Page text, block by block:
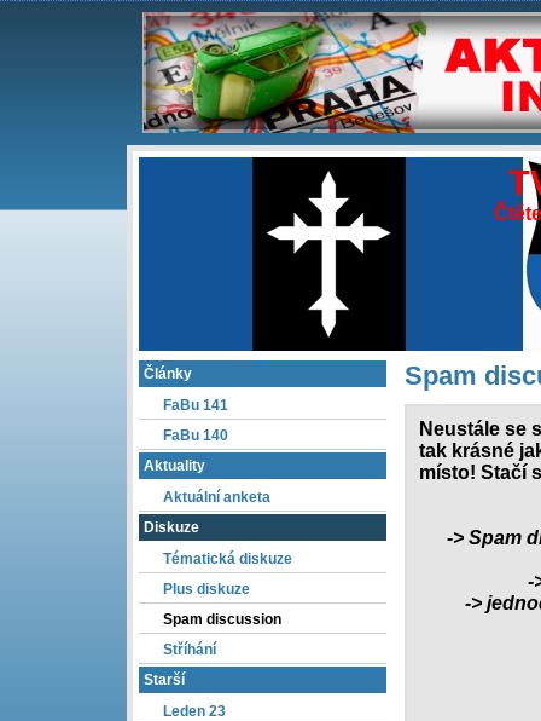
Spam
Neustále se
tak krásné
místo! Stačí
-> Spam
-
->
Články
FaBu 141
FaBu 140
Aktuality
Aktuální anketa
Diskuze
Tématická diskuze
Plus diskuze
Spam discussion
Stříhání
Starší
Leden 23